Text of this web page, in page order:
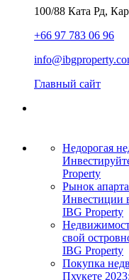
100/88 Ката Рд,
+66 97 783 06 96
Главный сайт
Недорогая
Property
Рынок
Инвестиции
IBG Property
свой
IBG Property
Покупка
Пхукете